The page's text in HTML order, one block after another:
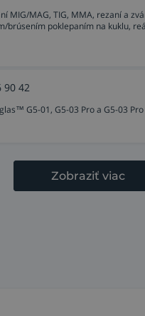
MIG/MAG, TIG, MMA, rezaní a
brúsením poklepaním na kuklu,
90 42
G5-01, G5-03 Pro a G5-03
Zobraziť viac